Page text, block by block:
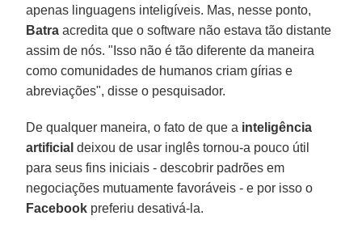
apenas linguagens inteligíveis. Mas, nesse ponto,
Batra acredita que o software não estava tão distante
assim de nós. "Isso não é tão diferente da maneira
como comunidades de humanos criam gírias e
abreviações", disse o pesquisador.
De qualquer maneira, o fato de que a inteligência
artificial deixou de usar inglês tornou-a pouco útil
para seus fins iniciais - descobrir padrões em
negociações mutuamente favoráveis - e por isso o
Facebook preferiu desativá-la.